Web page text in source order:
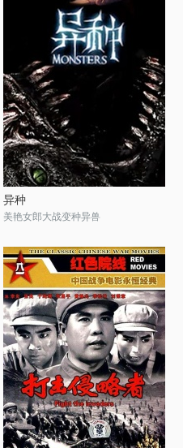
异种
美艳女郎大战变种异兽